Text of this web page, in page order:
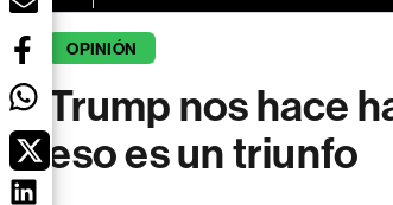
OPINIÓN
Trump nos hace
eso es un triunfo